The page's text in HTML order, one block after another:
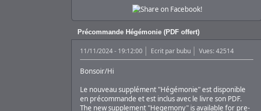
Précommande Hégémonie (PDF offert)
11/11/2024 - 19:12:00 Ecrit par bubu Vues: 42514
Bonsoir/Hi
Le nouveau supplément "Hégémonie" est disponible
en précommande et est inclus avec le livre son PDF.
The new supplement "Hegemony" is available for pre-